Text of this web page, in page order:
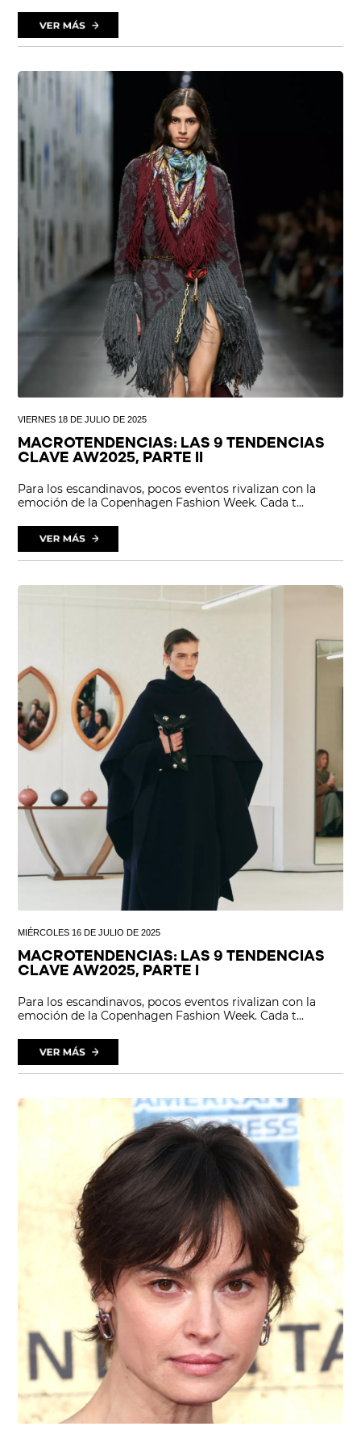
VIERNES 18 DE JULIO DE 2025
MACROTENDENCIAS: LAS 9 TENDENCIAS
CLAVE AW2025, PARTE II
Para los escandinavos, pocos eventos rivalizan con la
emoción de la Copenhagen Fashion Week. Cada t...
MIÉRCOLES 16 DE JULIO DE 2025
MACROTENDENCIAS: LAS 9 TENDENCIAS
CLAVE AW2025, PARTE I
Para los escandinavos, pocos eventos rivalizan con la
emoción de la Copenhagen Fashion Week. Cada t...